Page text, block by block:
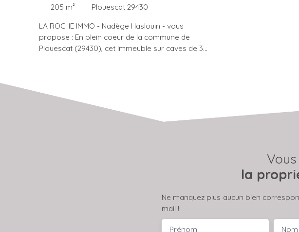
205 m²
Plouescat 29430
LA ROCHE IMMO - Nadège Haslouin - vous
propose : En plein coeur de la commune de
Plouescat (29430), cet immeuble sur caves de 3
placard, une cuisine, deux chambres dont une
avec un placard, une salle d'eau et un WC séparé.
Un deuxième T3 d'environ 70m2 proposant une
06. 64. 99. 63. 21 ou par mail nadege. haslouin@la-
la
Ne manquez plus aucun bien
mail !
Prénom Nom